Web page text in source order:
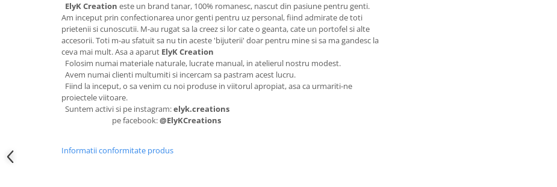
ElyK Creation este un brand tanar, 100% romanesc, nascut din pasiune pentru genti.
Am inceput prin confectionarea unor genti pentru uz personal, fiind admirate de toti
prietenii si cunoscutii. M-au rugat sa la creez si lor cate o geanta, cate un portofel si alte
accesorii. Toti m-au sfatuit sa nu tin aceste 'bijuterii' doar pentru mine si sa ma gandesc la
ceva mai mult. Asa a aparut ElyK Creation
Folosim numai materiale naturale, lucrate manual, in atelierul nostru modest.
Avem numai clienti multumiti si incercam sa pastram acest lucru.
Fiind la inceput, o sa venim cu noi produse in viitorul apropiat, asa ca urmariti-ne
proiectele viitoare.
Suntem activi si pe instagram:elyk.creations
pe facebook:@ElyKCreations
Informatii conformitate produs